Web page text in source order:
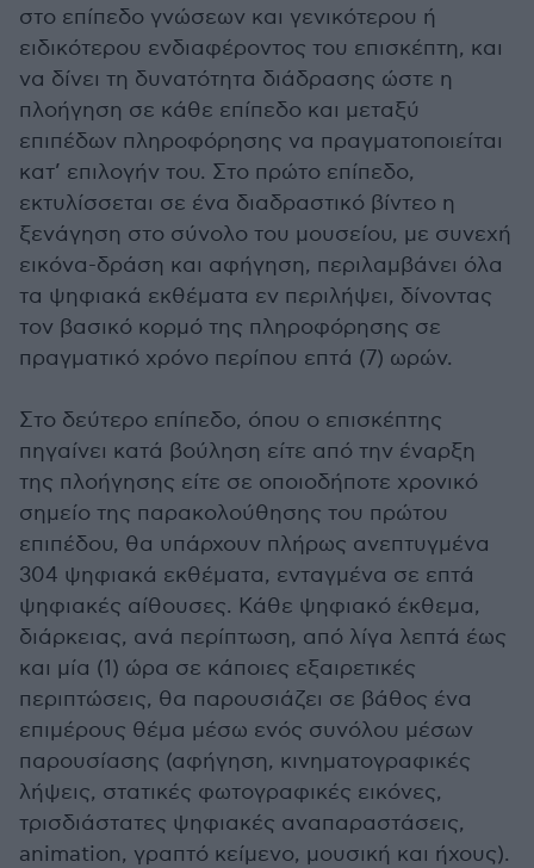
στο επίπεδο γνώσεων και γενικότερου ή
ειδικότερου ενδιαφέροντος του επισκέπτη, και
να δίνει τη δυνατότητα διάδρασης ώστε η
πλοήγηση σε κάθε επίπεδο και μεταξύ
επιπέδων πληροφόρησης να πραγματοποιείται
κατ’ επιλογήν του. Στο πρώτο επίπεδο,
εκτυλίσσεται σε ένα διαδραστικό βίντεο η
ξενάγηση στο σύνολο του μουσείου, με συνεχή
εικόνα-δράση και αφήγηση, περιλαμβάνει όλα
τα ψηφιακά εκθέματα εν περιλήψει, δίνοντας
τον βασικό κορμό της πληροφόρησης σε
πραγματικό χρόνο περίπου επτά (7) ωρών.
Στο δεύτερο επίπεδο, όπου ο επισκέπτης
πηγαίνει κατά βούληση είτε από την έναρξη
της πλοήγησης είτε σε οποιοδήποτε χρονικό
σημείο της παρακολούθησης του πρώτου
επιπέδου, θα υπάρχουν πλήρως ανεπτυγμένα
304 ψηφιακά εκθέματα, ενταγμένα σε επτά
ψηφιακές αίθουσες. Κάθε ψηφιακό έκθεμα,
διάρκειας, ανά περίπτωση, από λίγα λεπτά έως
και μία (1) ώρα σε κάποιες εξαιρετικές
περιπτώσεις, θα παρουσιάζει σε βάθος ένα
επιμέρους θέμα μέσω ενός συνόλου μέσων
παρουσίασης (αφήγηση, κινηματογραφικές
λήψεις, στατικές φωτογραφικές εικόνες,
τρισδιάστατες ψηφιακές αναπαραστάσεις,
animation, γραπτό κείμενο, μουσική και ήχους).